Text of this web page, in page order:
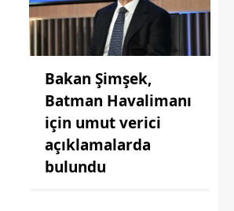
Bakan Şimşek,
Batman Havalimanı
için umut verici
açıklamalarda
bulundu